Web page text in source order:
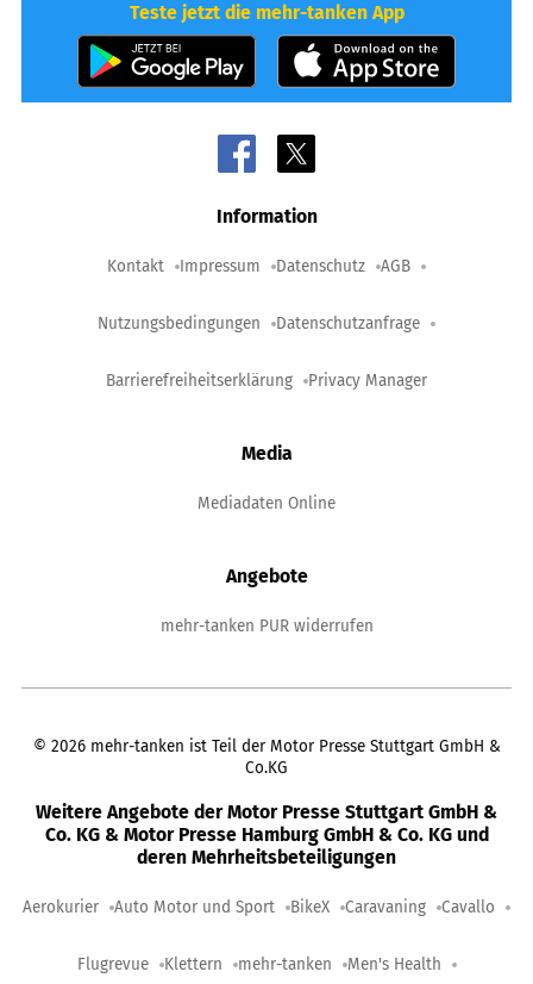
Teste jetzt die mehr-tanken App
Information
Kontakt Impressum Datenschutz AGB
Nutzungsbedingungen Datenschutzanfrage
Barrierefreiheitserklärung Privacy Manager
Media
Mediadaten Online
Angebote
mehr-tanken PUR widerrufen
© 2026 mehr-tanken ist Teil der Motor Presse Stuttgart GmbH &
Co.KG
Weitere Angebote der Motor Presse Stuttgart GmbH &
Co. KG & Motor Presse Hamburg GmbH & Co. KG und
deren Mehrheitsbeteiligungen
Aerokurier Auto Motor und Sport BikeX Caravaning Cavallo
Flugrevue Klettern mehr-tanken Men's Health